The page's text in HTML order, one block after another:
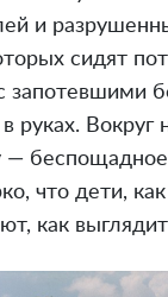
и
сидят
запотевшими
в руках.
—
что дети,
как выглядит